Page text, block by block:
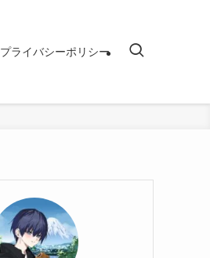
プライバシーポリシー